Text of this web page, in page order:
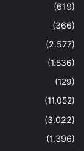
(619)
(366)
(2.577)
(1.836)
(129)
(11.052)
(3.022)
(1.396)